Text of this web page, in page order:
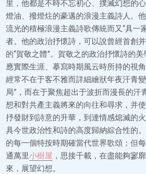
里，他都是不時不忘初心、撲滅幻想的
燈油、撥燈炷的豪邁的浪漫主義詩人。
流光的積極浪漫主義詩歌傳統而又“具一
者。他的政治抒懷詩，可以說曾經首創
的“賀敬之體”。賀敬之的政治抒懷詩的
應實際生涯、摹寫時期風云時所持的視
經常不在于客不雅而詳細繪狀年夜汗青
局”，而在于聚焦超出于波折而漫長的汗
想和對共產主義將來的向往和尋求，并
抒發財到詩意的升華，到達情感熄滅的
具今世政治性和詩的高度歸納綜合性的
的每一個特按時期確當代世界歌頌；但
通萬里小樹屋 ，思接千載，在盡能夠寥
來，展望幻想。